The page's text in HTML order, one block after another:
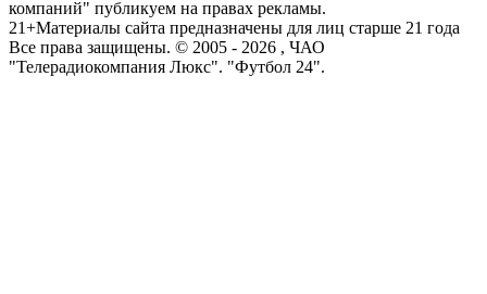
компаний" публикуем на правах рекламы.
21+Материалы сайта предназначены для лиц старше 21 года
Все права защищены. © 2005 - 2026 , ЧАО
"Телерадиокомпания Люкс". "Футбол 24".